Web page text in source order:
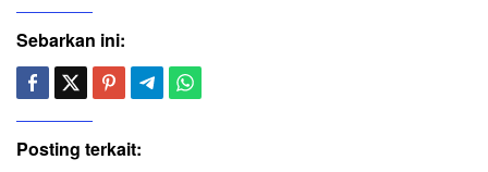
Sebarkan ini:
Posting terkait: